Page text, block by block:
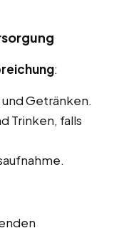
:
Getränken.
Trinken, falls